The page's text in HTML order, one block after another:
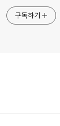
구독하기